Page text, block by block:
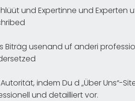
und Expertinne und
Biträg usenand uf anderi
indem Du d „Über Uns“-
und detailliert vor.